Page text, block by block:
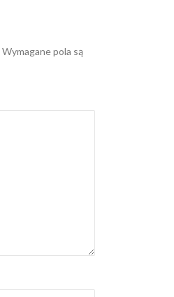
Wymagane pola są